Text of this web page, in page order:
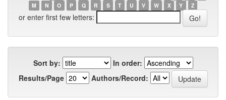
M
N O P Q R S T U V W X Y Z
or enter first few letters:
Sort by:
In order:
Results/Page
Authors/Record: